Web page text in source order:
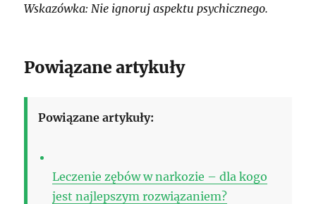
Wskazówka: Nie ignoruj aspektu psychicznego.
Powiązane artykuły
Powiązane artykuły:
Leczenie zębów w narkozie – dla kogo
jest najlepszym rozwiązaniem?